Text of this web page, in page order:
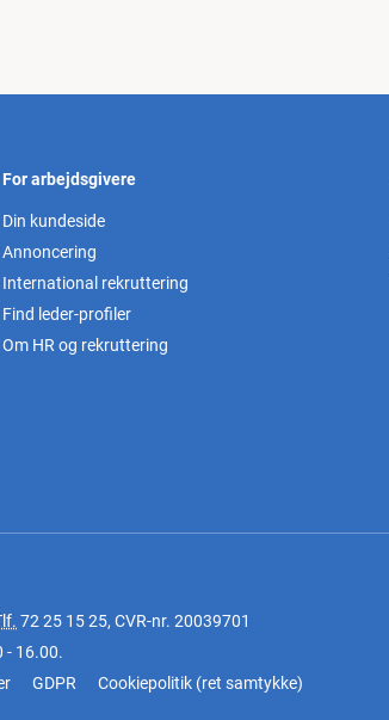
For arbejdsgivere
Din kundeside
Annoncering
International rekruttering
Find leder-profiler
Om HR og rekruttering
72 25 15 25, CVR-nr. 20039701
- 16.00.
GDPR Cookiepolitik (ret samtykke)